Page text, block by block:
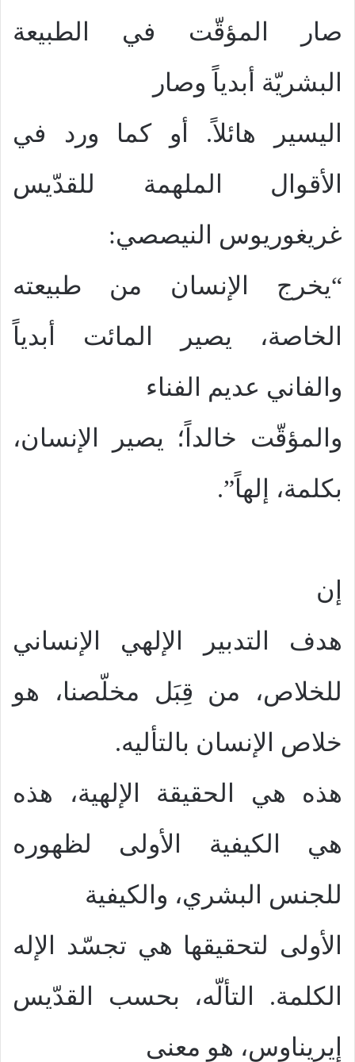
صار المؤقّت في الطبيعة
البشريّة أبدياً وصار
اليسير هائلاً. أو كما ورد في
الأقوال الملهمة للقدّيس
غريغوريوس النيصصي:
“يخرج الإنسان من طبيعته
الخاصة، يصير المائت أبدياً
والفاني عديم الفناء
والمؤقّت خالداً؛ يصير الإنسان،
بكلمة، إلهاً”.
إن
هدف التدبير الإلهي الإنساني
للخلاص، من قِبَل مخلّصنا، هو
خلاص الإنسان بالتأليه.
هذه هي الحقيقة الإلهية، هذه
هي الكيفية الأولى لظهوره
للجنس البشري، والكيفية
الأولى لتحقيقها هي تجسّد الإله
الكلمة. التألّه، بحسب القدّيس
إيريناوس، هو معنى